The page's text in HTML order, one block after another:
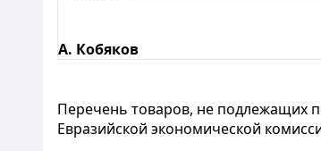
А. Кобяков
Перечень товаров, не подлежащих
Евразийской экономической